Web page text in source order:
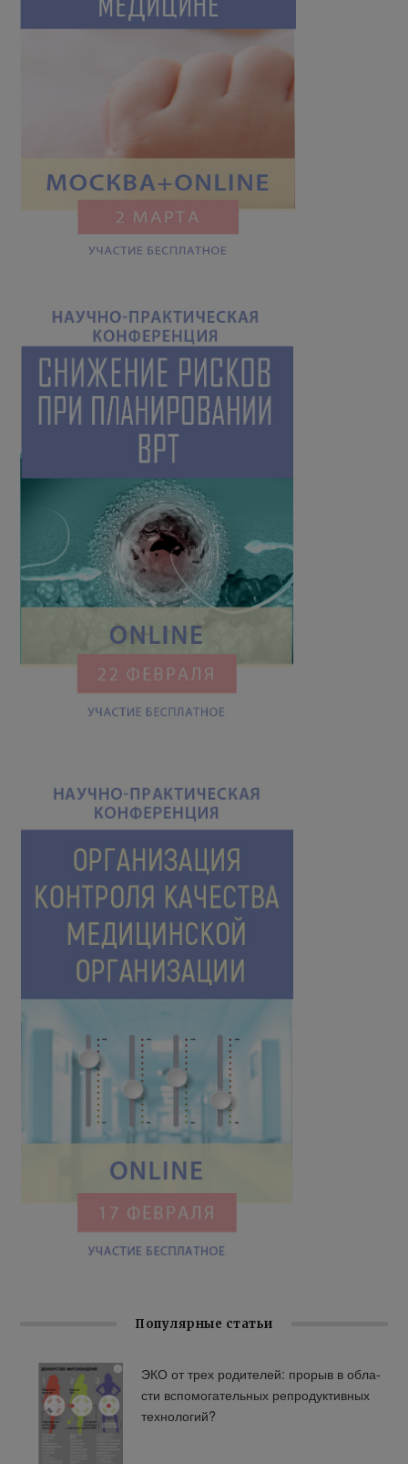
Популярные статьи
ЭКО от трех ро­ди­те­лей: про­рыв в об­ла­
сти вспо­мо­га­тель­ных ре­про­дук­тив­ных
тех­но­ло­гий?